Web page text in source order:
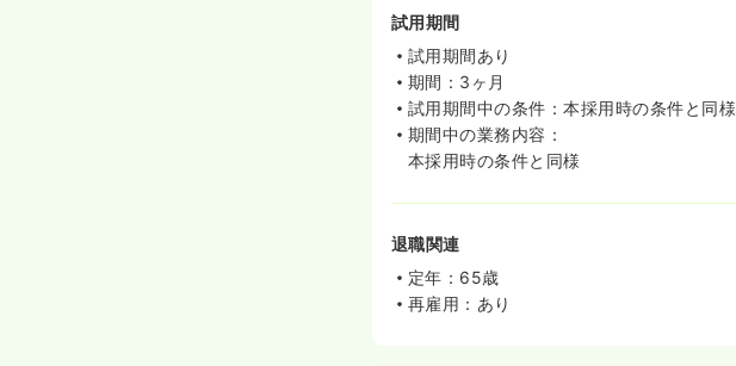
試用期間
試用期間あり
期間：3ヶ月
試用期間中の条件：本採用時の条件と同様
期間中の業務内容：
本採用時の条件と同様
退職関連
定年：65歳
再雇用：あり